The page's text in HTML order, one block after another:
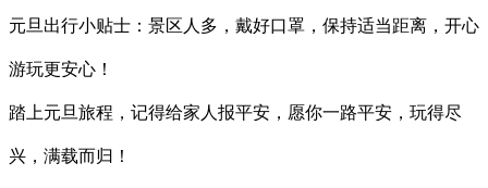
元旦出行小贴士：景区人多，戴好口罩，保持适当距离，开心
游玩更安心！
踏上元旦旅程，记得给家人报平安，愿你一路平安，玩得尽
兴，满载而归！